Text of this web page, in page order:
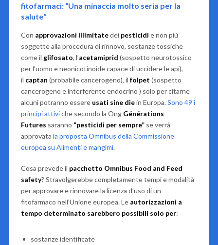
fitofarmaci: “Una minaccia molto seria per la
salute”
Con approvazioni illimitatedei pesticidi e non più
soggette alla procedura di rinnovo, sostanze tossiche
come il glifosato, l’acetamiprid (sospetto neurotossico
per l’uomo e neonicotinoide capace di uccidere le api),
il captan (probabile cancerogeno), il folpet (sospetto
cancerogeno e interferente endocrino ) solo per citarne
alcuni potranno essere usati sine diein Europa.Sono 49 i
principi attiviche secondo la Ong Générations
Futures saranno “pesticidi per sempre”se verrà
approvata la proposta Omnibus della Commissione
europea su Alimenti e mangimi.
Cosa prevede il pacchetto Omnibus Food and Feed
safety? Stravolgerebbe completamente tempi e modalità
per approvare e rinnovare la licenza d’uso di un
fitofarmaco nell’Unione europea. Le autorizzazioni a
tempo determinato sarebbero possibili solo per:
sostanze identificate